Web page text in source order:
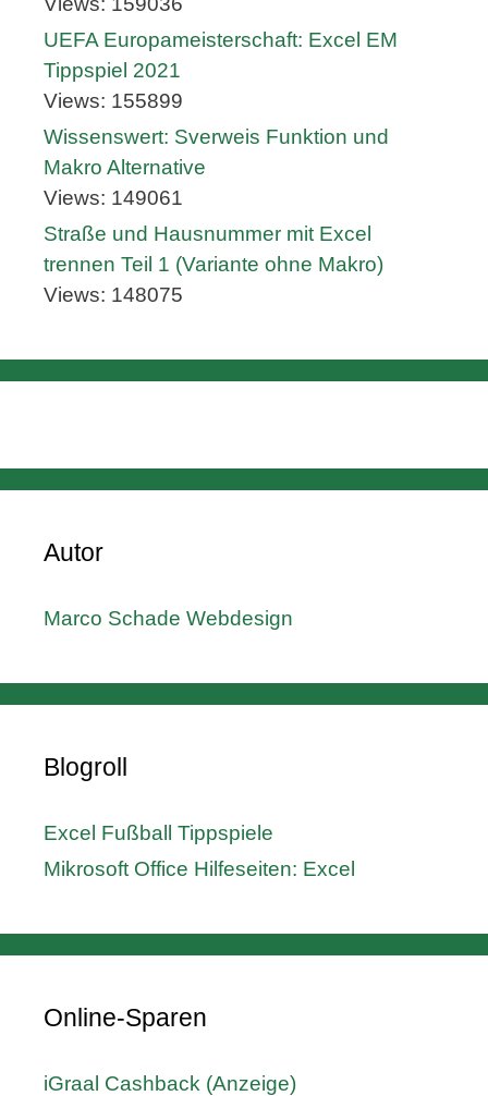
UEFA Europameisterschaft: Excel EM
Tippspiel 2021
Views: 155899
Wissenswert: Sverweis Funktion und
Makro Alternative
Views: 149061
Straße und Hausnummer mit Excel
trennen Teil 1 (Variante ohne Makro)
Views: 148075
Autor
Marco Schade Webdesign
Blogroll
Excel Fußball Tippspiele
Mikrosoft Office Hilfeseiten: Excel
Online-Sparen
iGraal Cashback (Anzeige)